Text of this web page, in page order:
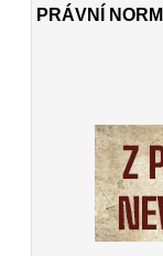
PRÁVNÍ